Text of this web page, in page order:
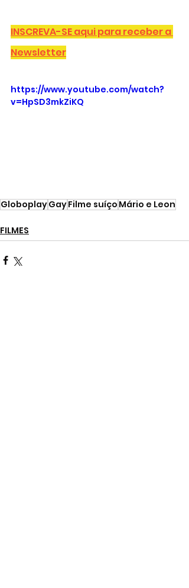
INSCREVA-SE aqui para receber a
Newsletter
https://www.youtube.com/watch?
v=HpSD3mkZiKQ
GloboplayGayFilme suíço Mário e Leon
FILMES